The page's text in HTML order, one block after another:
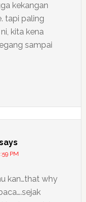
kekangan
tapi paling
kita kena
sampai
PM
kan…that why